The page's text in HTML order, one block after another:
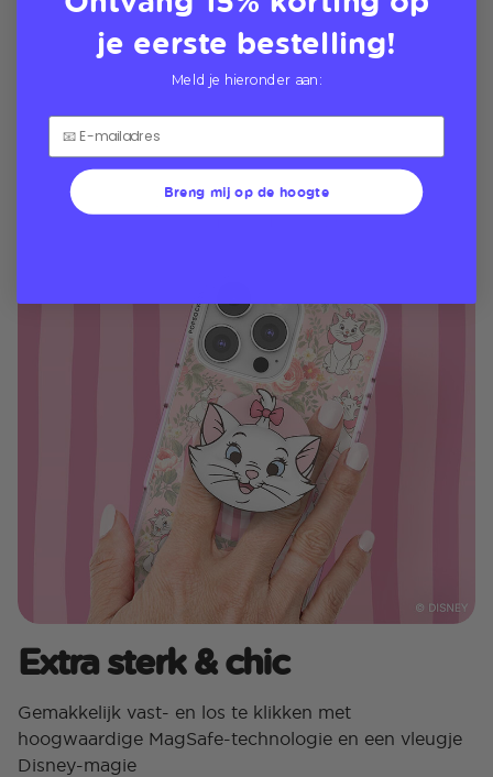
Extra sterk & chic
Gemakkelijk vast- en los te klikken met
hoogwaardige MagSafe-technologie en een vleugje
Disney-magie
je eerste bestelling!
Meld je hieronder aan:
Breng mij op de hoogte